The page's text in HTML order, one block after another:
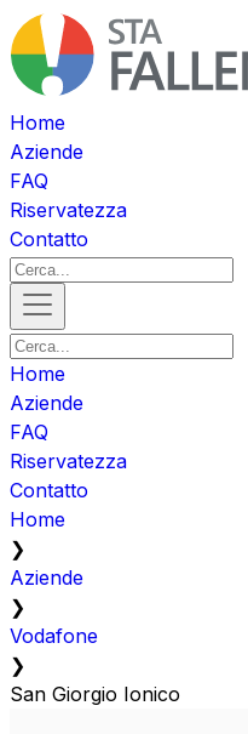
Home
Aziende
FAQ
Riservatezza
Contatto
Home
Aziende
FAQ
Riservatezza
Contatto
Home
❯
Aziende
❯
Vodafone
❯
San Giorgio Ionico